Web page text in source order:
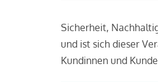
Sicherheit,
und ist sich dieser
Kundinnen und